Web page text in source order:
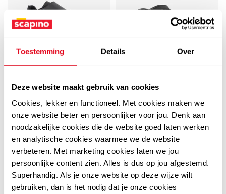
Toestemming Details Over
Deze website maakt gebruik van cookies
Cookies, lekker en functioneel. Met cookies maken we
onze website beter en persoonlijker voor jou. Denk aan
noodzakelijke cookies die de website goed laten werken
en analytische cookies waarmee we de website
verbeteren. Met marketing cookies laten we jou
persoonlijke content zien. Alles is dus op jou afgestemd.
Superhandig. Als je onze website op deze wijze wilt
gebruiken, dan is het nodig dat je onze cookies
Dutchy FG kinder
29,991700
dames sandalen zwart
119,9949 00
sale